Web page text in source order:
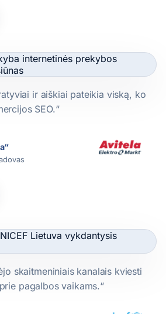
ir aiškiai pateikia viską, ko
SEO.“
skaitmeniniais kanalais kviesti
pagalbos vaikams.“